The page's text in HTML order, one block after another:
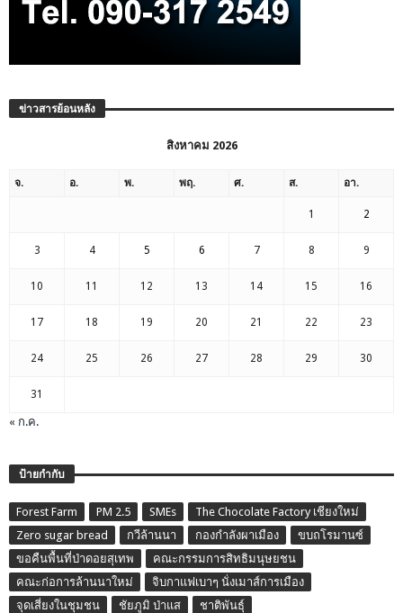
ข่าวสารย้อนหลัง
สิงหาคม 2026
จ. อ. พ. พฤ. ศ. ส. อา.
1 2
3 4 5 6 7 8 9
10 11 12 13 14 15 16
17 18 19 20 21 22 23
24 25 26 27 28 29 30
31
« ก.ค.
ป้ายกำกับ
Forest Farm PM 2.5 SMEs
The Chocolate Factory เชียงใหม่
Zero sugar bread
กวีล้านนา กองกำลังผาเมือง
ขบถโรมานซ์
ขอคืนพื้นที่ป่าดอยสุเทพ
คณะกรรมการสิทธิมนุษยชน
คณะก่อการล้านนาใหม่
จิบกาแฟเบาๆ นั่งเมาส์การเมือง
จุดเสี่ยงในชุมชน
ชัยภูมิ ป่าแส
ชาติพันธุ์